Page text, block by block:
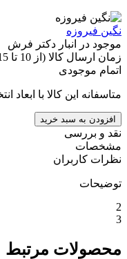
نگین فیروزه
موجود در انبار دکتر فرش
زمان ارسال کالا (از 10 تا 15 ) روز میباشد.
اتمام موجودی
متاسفانه این کالا با
افزودن به سبد خرید
نقد و بررسی
مشخصات
نظرات کاربران
توضیحات
2
3
محصولات مرتبط